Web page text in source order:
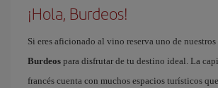
¡Hola, Burdeos!
Si eres aficionado al vino reserva uno de nuestros
Burdeos para disfrutar de tu destino ideal. La
francés cuenta con muchos espacios turísticos